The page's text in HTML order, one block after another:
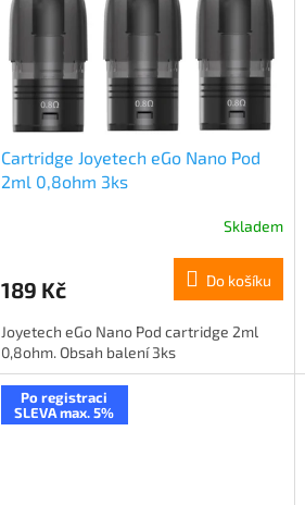
Cartridge Joyetech eGo Nano Pod
2ml 0,8ohm 3ks
Skladem
189 Kč Do košíku
Joyetech eGo Nano Pod cartridge 2ml
0,8ohm. Obsah balení 3ks
Po registraci
SLEVA max. 5%